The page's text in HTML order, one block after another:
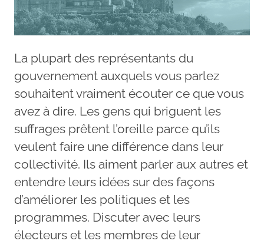
La plupart des représentants du
gouvernement auxquels vous parlez
souhaitent vraiment écouter ce que vous
avez à dire. Les gens qui briguent les
suffrages prêtent l’oreille parce qu’ils
veulent faire une différence dans leur
collectivité. Ils aiment parler aux autres et
entendre leurs idées sur des façons
d’améliorer les politiques et les
programmes. Discuter avec leurs
électeurs et les membres de leur